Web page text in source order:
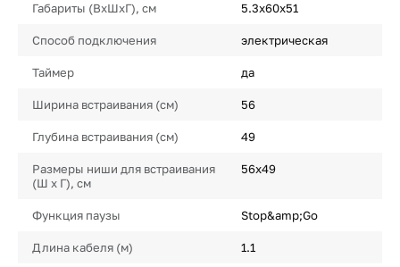
Габариты (ВхШхГ), см 5.3х60х51
Способ подключения электрическая
Таймер да
Ширина встраивания (см) 56
Глубина встраивания (см) 49
Размеры ниши для встраивания
(Ш х Г), см
56х49
Функция паузы Stop&amp;Go
Длина кабеля (м) 1.1